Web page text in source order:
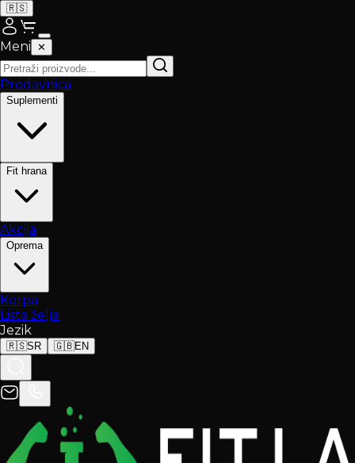
🇷🇸
Meni ✕
Prodavnica
Suplementi
Fit hrana
Akcija
Oprema
Korpa
Lista želja
Jezik
🇷🇸SR 🇬🇧EN